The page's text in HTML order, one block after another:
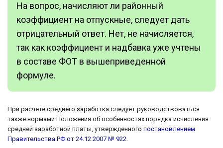
На вопрос, начисляют ли районный
коэффициент на отпускные, следует дать
отрицательный ответ. Нет, не начисляется,
так как коэффициент и надбавка уже учтены
в составе ФОТ в вышеприведенной
формуле.
При расчете среднего заработка следует руководствоваться
также нормами Положения об особенностях порядка исчисления
средней заработной платы, утвержденного постановлением
Правительства РФ от 24.12.2007 № 922.